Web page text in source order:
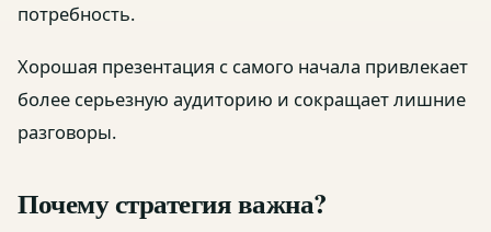
потребность.
Хорошая презентация с самого начала привлекает
более серьезную аудиторию и сокращает лишние
разговоры.
Почему стратегия важна?